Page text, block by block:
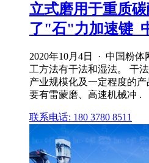
立式磨用于重质
了"石"力加速键_
2020年10月4日 · 中国粉
工方法有干法和湿法。 干
产业规模化及一定程度的
要有雷蒙磨、高速机械冲 .
联系电话: 180 3780 8511